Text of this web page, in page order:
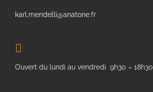
karl.mendelli@anatone.fr
Ouvert du lundi au vendredi 9h30 – 18h30